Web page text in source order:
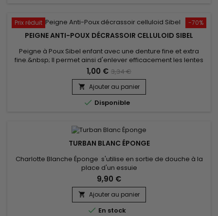
-70%
Prix réduit
PEIGNE ANTI-POUX DÉCRASSOIR CELLULOID SIBEL
Peigne à Poux Sibel enfant avec une denture fine et extra
fine.&nbsp; Il permet ainsi d'enlever efficacement les lentes
et les poux de tous types de cheveux,&nbsp;même&nbsp;les
plus fins.&nbsp; Vous pourrez ainsi calmer les
démangeaisons du cuir chevelu.&nbsp;Un incontournable en
cas d'invasion massive de parasites...
1,00 € 3,34 €
 Ajouter au panier
 Disponible
TURBAN BLANC ÉPONGE
Charlotte Blanche Éponge s'utilise en sortie de douche à la
place d'un essuie
9,90 €
 Ajouter au panier
 En stock